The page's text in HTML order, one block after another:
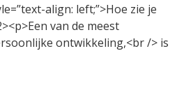
align: left;”>Hoe zie je
van de meest
ontwikkeling,<br /> is